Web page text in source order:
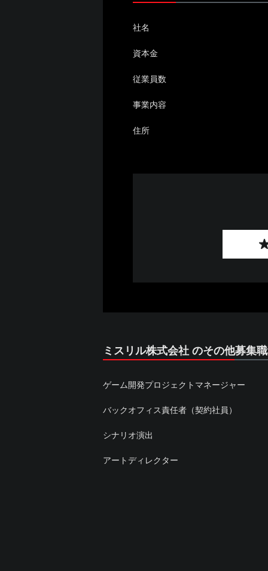
社名
資本金
従業員数
事業内容
住所
ミスリル株式会社 のその他募集
ゲーム開発プロジェクトマネージャー
バックオフィス責任者（契約社員）
シナリオ演出
アートディレクター